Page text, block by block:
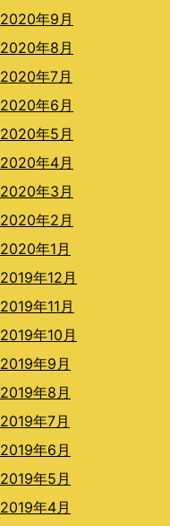
2020年9月
2020年8月
2020年7月
2020年6月
2020年5月
2020年4月
2020年3月
2020年2月
2020年1月
2019年12月
2019年11月
2019年10月
2019年9月
2019年8月
2019年7月
2019年6月
2019年5月
2019年4月